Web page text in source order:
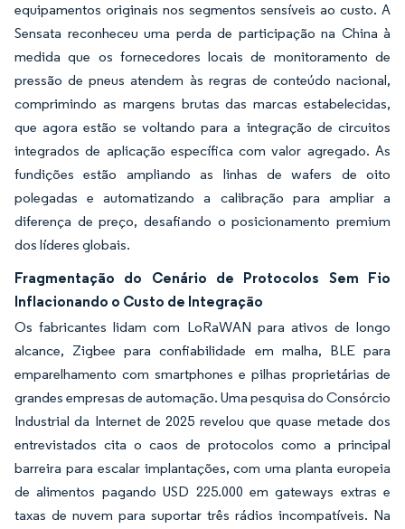
equipamentos originais nos segmentos sensíveis ao custo. A
Sensata reconheceu uma perda de participação na China à
medida que os fornecedores locais de monitoramento de
pressão de pneus atendem às regras de conteúdo nacional,
comprimindo as margens brutas das marcas estabelecidas,
que agora estão se voltando para a integração de circuitos
integrados de aplicação específica com valor agregado. As
fundições estão ampliando as linhas de wafers de oito
polegadas e automatizando a calibração para ampliar a
diferença de preço, desafiando o posicionamento premium
dos líderes globais.
Fragmentação do Cenário de Protocolos Sem Fio
Inflacionando o Custo de Integração
Os fabricantes lidam com LoRaWAN para ativos de longo
alcance, Zigbee para confiabilidade em malha, BLE para
emparelhamento com smartphones e pilhas proprietárias de
grandes empresas de automação. Uma pesquisa do Consórcio
Industrial da Internet de 2025 revelou que quase metade dos
entrevistados cita o caos de protocolos como a principal
barreira para escalar implantações, com uma planta europeia
de alimentos pagando USD 225.000 em gateways extras e
taxas de nuvem para suportar três rádios incompatíveis. Na